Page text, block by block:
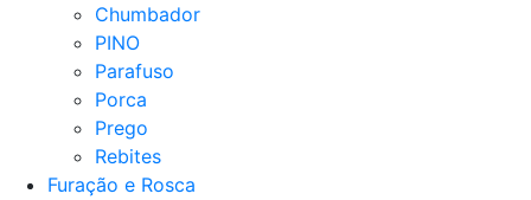
Chumbador
PINO
Parafuso
Porca
Prego
Rebites
Furação e Rosca